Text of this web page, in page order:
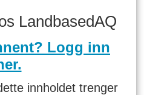
LandbasedAQ
Logg inn
innholdet trenger